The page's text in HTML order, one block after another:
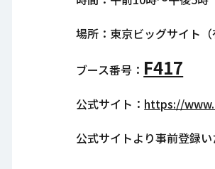
場所：東京ビッグサイト
ブース番号： F417
公式サイト： https://
公式サイトより事前登録